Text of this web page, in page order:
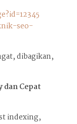
seo-
dibagikan,
dan Cepat
indexing,